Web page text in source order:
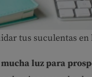
tus suculentas en
luz para